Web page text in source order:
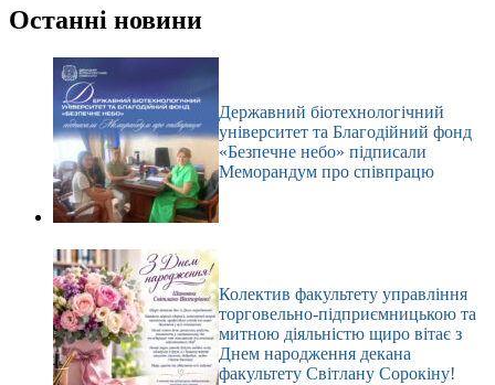
результатів
Останні новини
Державний біотехнологічний
університет та Благодійний фонд
«Безпечне небо» підписали
Меморандум про співпрацю
Колектив факультету управління
торговельно-підприємницькою та
митною діяльністю щиро вітає з
Днем народження декана
факультету Світлану Сорокіну!